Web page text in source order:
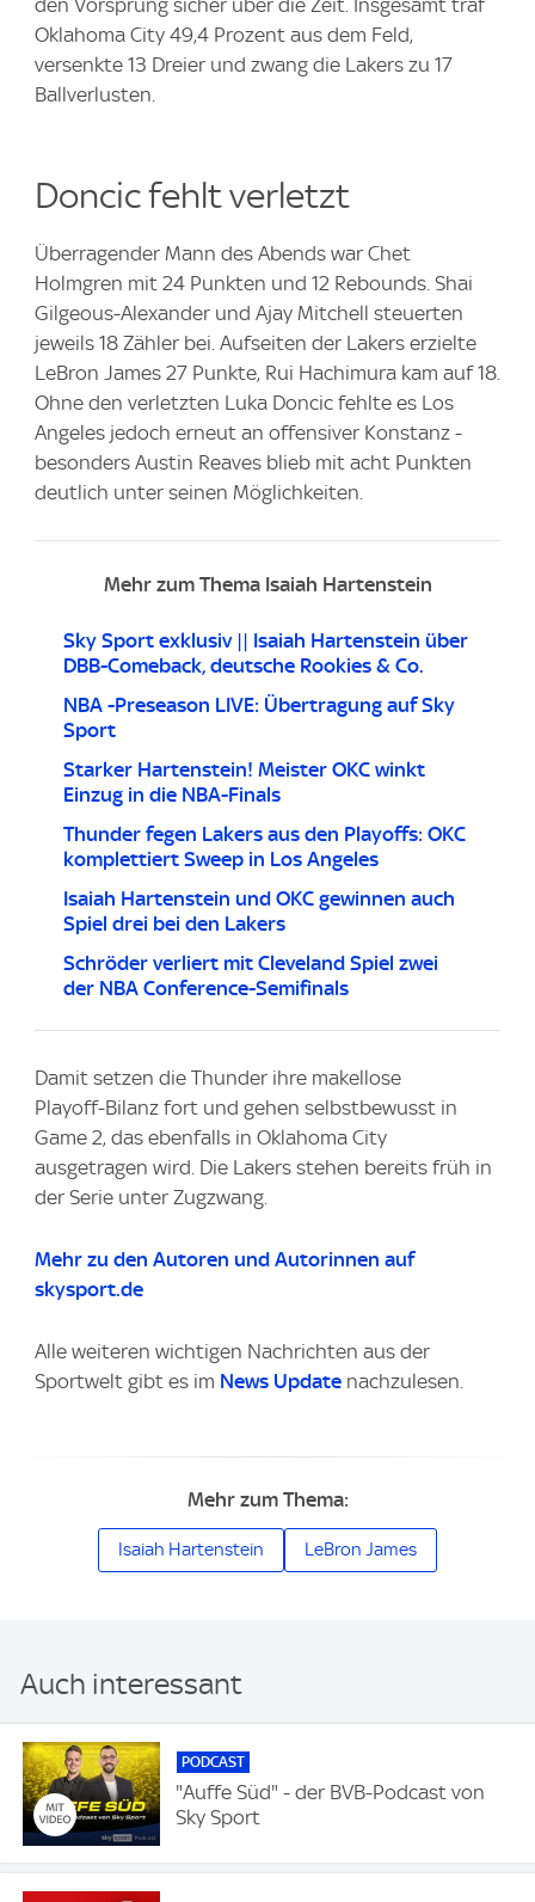
Oklahoma City 49,4 Prozent aus dem Feld,
versenkte 13 Dreier und zwang die Lakers zu 17
Ballverlusten.
Doncic fehlt verletzt
Überragender Mann des Abends war Chet
Holmgren mit 24 Punkten und 12 Rebounds. Shai
Gilgeous‑Alexander und Ajay Mitchell steuerten
jeweils 18 Zähler bei. Aufseiten der Lakers erzielte
LeBron James 27 Punkte, Rui Hachimura kam auf 18.
Ohne den verletzten Luka Doncic fehlte es Los
Angeles jedoch erneut an offensiver Konstanz -
besonders Austin Reaves blieb mit acht Punkten
deutlich unter seinen Möglichkeiten.
Mehr zum Thema Isaiah Hartenstein
Sky Sport exklusiv || Isaiah Hartenstein über
DBB-Comeback, deutsche Rookies & Co.
NBA -Preseason LIVE: Übertragung auf Sky
Sport
Starker Hartenstein! Meister OKC winkt
Einzug in die NBA-Finals
Thunder fegen Lakers aus den Playoffs: OKC
komplettiert Sweep in Los Angeles
Isaiah Hartenstein und OKC gewinnen auch
Spiel drei bei den Lakers
Schröder verliert mit Cleveland Spiel zwei
der NBA Conference-Semifinals
Damit setzen die Thunder ihre makellose
Playoff‑Bilanz fort und gehen selbstbewusst in
Game 2, das ebenfalls in Oklahoma City
ausgetragen wird. Die Lakers stehen bereits früh in
der Serie unter Zugzwang.
Mehr zu den Autoren und Autorinnen auf
skysport.de
Alle weiteren wichtigen Nachrichten aus der
Sportwelt gibt es im News Update nachzulesen.
Mehr zum Thema:
Isaiah Hartenstein LeBron James
Auch interessant
PODCAST
"Auffe Süd" - der BVB-Podcast von
Sky Sport